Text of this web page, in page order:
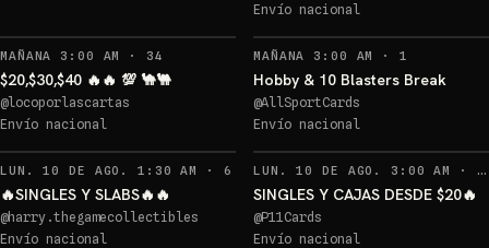
Envío nacional
MAÑANA 3:00 AM · 34 RECORDATORIOS
$20,$30,$40 🔥🔥 💯 🐪🐫
@locoporlascartas
Envío nacional
MAÑANA 3:00 AM · 1
Hobby & 10 Blasters Break
@AllSportCards
Envío nacional
LUN. 10 DE AGO. 1:30 AM · 6 RECORDATORIOS
🔥SINGLES Y SLABS🔥🔥
@harry.thegamecollectibles
Envío nacional
LUN. 10 DE AGO. 3:00 AM ·
SINGLES Y CAJAS DESDE $20🔥
@P11Cards
Envío nacional
Firma de Kaka Panini
Prizm 🇧🇷✍️🔥